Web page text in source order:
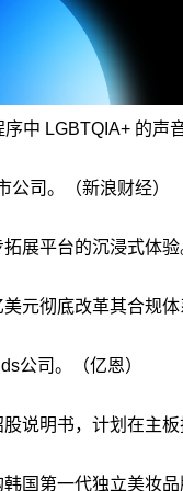
中 LGBTQIA+ 的声
司。（新浪财经）
展平台的沉浸式体验
元彻底改革其合规
公司。（亿恩）
说明书，计划在主板
国第一代独立美妆品